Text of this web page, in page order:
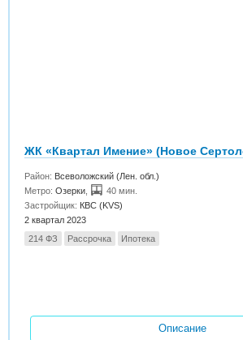
ЖК «Квартал Имение» (Новое
Район: Всеволожский (Лен. обл.)
Метро: Озерки
40 мин.
Застройщик: КВС (KVS)
2 квартал 2023
214 ФЗ
Рассрочка Ипотека
Описание